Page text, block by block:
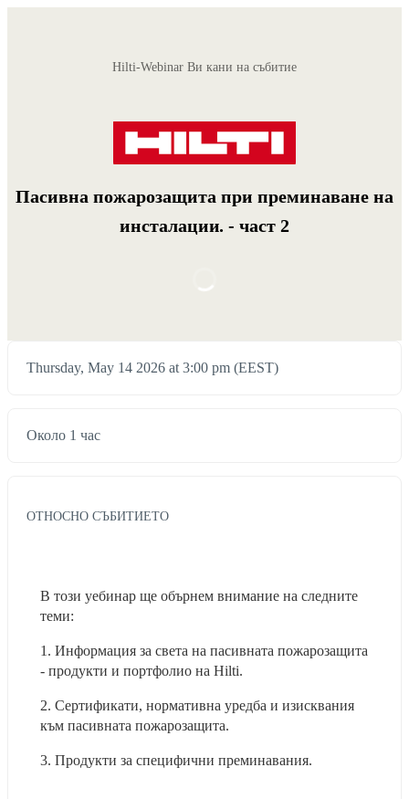
Hilti-Webinar Ви кани на събитие
Пасивна пожарозащита при преминаване на
инсталации. - част 2
Thursday, May 14 2026 at 3:00 pm (EEST)
Около 1 час
ОТНОСНО СЪБИТИЕТО
В този уебинар ще обърнем внимание на следните
теми:
1. Информация за света на пасивната пожарозащита
- продукти и портфолио на Hilti.
2. Сертификати, нормативна уредба и изисквания
към пасивната пожарозащита.
3. Продукти за специфични преминавания.